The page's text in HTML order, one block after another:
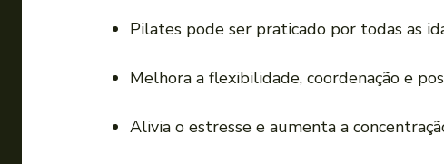
Pilates pode ser praticado por todas as
Melhora a flexibilidade, coordenação e
Alivia o estresse e aumenta a